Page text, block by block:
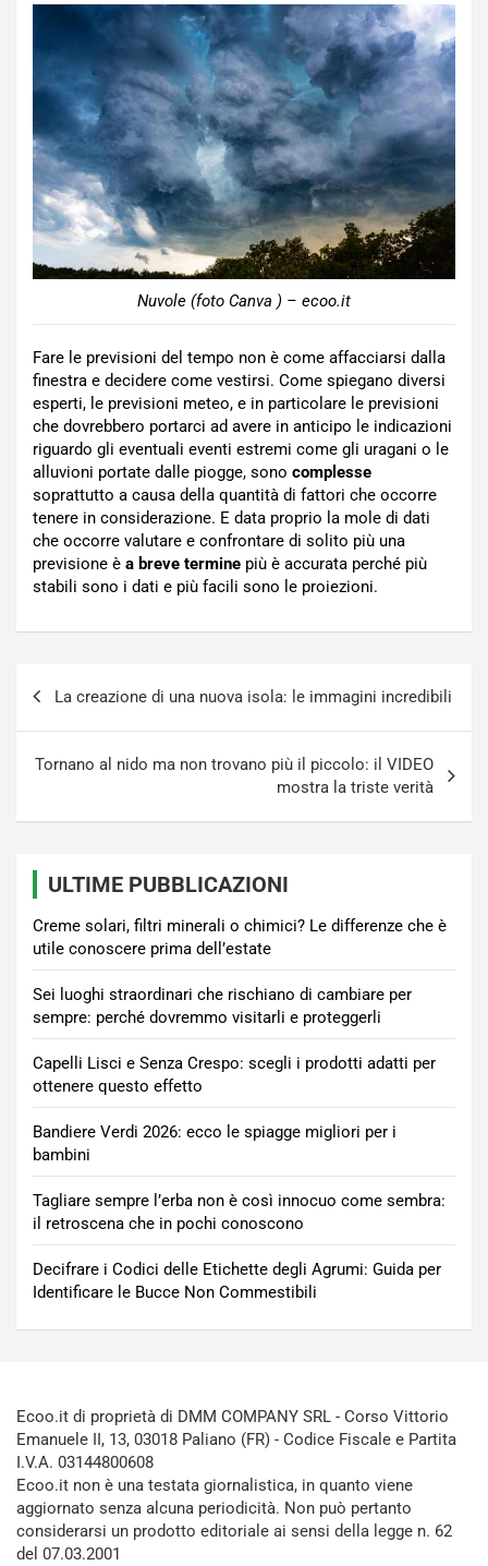
Nuvole (foto Canva ) – ecoo.it
Fare le previsioni del tempo non è come affacciarsi dalla
finestra e decidere come vestirsi. Come spiegano diversi
esperti, le previsioni meteo, e in particolare le previsioni
che dovrebbero portarci ad avere in anticipo le indicazioni
riguardo gli eventuali eventi estremi come gli uragani o le
alluvioni portate dalle piogge, sono complesse
soprattutto a causa della quantità di fattori che occorre
tenere in considerazione. E data proprio la mole di dati
che occorre valutare e confrontare di solito più una
previsione è a breve termine più è accurata perché più
stabili sono i dati e più facili sono le proiezioni.
La creazione di una nuova isola: le immagini incredibili
Tornano al nido ma non trovano più il piccolo: il VIDEO
mostra la triste verità
ULTIME PUBBLICAZIONI
Creme solari, filtri minerali o chimici? Le differenze che è
utile conoscere prima dell’estate
Sei luoghi straordinari che rischiano di cambiare per
sempre: perché dovremmo visitarli e proteggerli
Capelli Lisci e Senza Crespo: scegli i prodotti adatti per
ottenere questo effetto
Bandiere Verdi 2026: ecco le spiagge migliori per i
bambini
Tagliare sempre l’erba non è così innocuo come sembra:
il retroscena che in pochi conoscono
Decifrare i Codici delle Etichette degli Agrumi: Guida per
Identificare le Bucce Non Commestibili
Ecoo.it di proprietà di DMM COMPANY SRL - Corso Vittorio
Emanuele II, 13, 03018 Paliano (FR) - Codice Fiscale e Partita
I.V.A. 03144800608
Ecoo.it non è una testata giornalistica, in quanto viene
aggiornato senza alcuna periodicità. Non può pertanto
considerarsi un prodotto editoriale ai sensi della legge n. 62
del 07.03.2001